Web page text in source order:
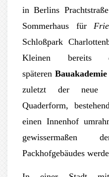
in Berlins
Sommerhaus für
Schloßpark
Kleinen bereits
späteren Bauakademie
zuletzt der neue
Quaderform,
einen Innenhof
gewissermaßen
Packhofgebäudes